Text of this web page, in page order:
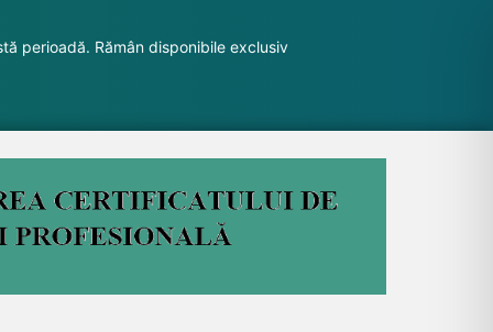
perioadă. Rămân disponibile exclusiv